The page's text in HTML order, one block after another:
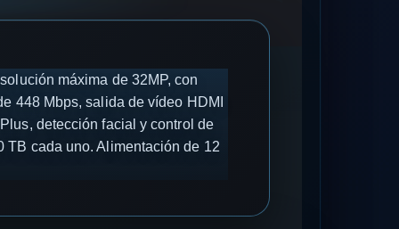
máxima de 32MP, con
448 Mbps, salida de vídeo HDMI
detección facial y control de
TB cada uno. Alimentación de 12